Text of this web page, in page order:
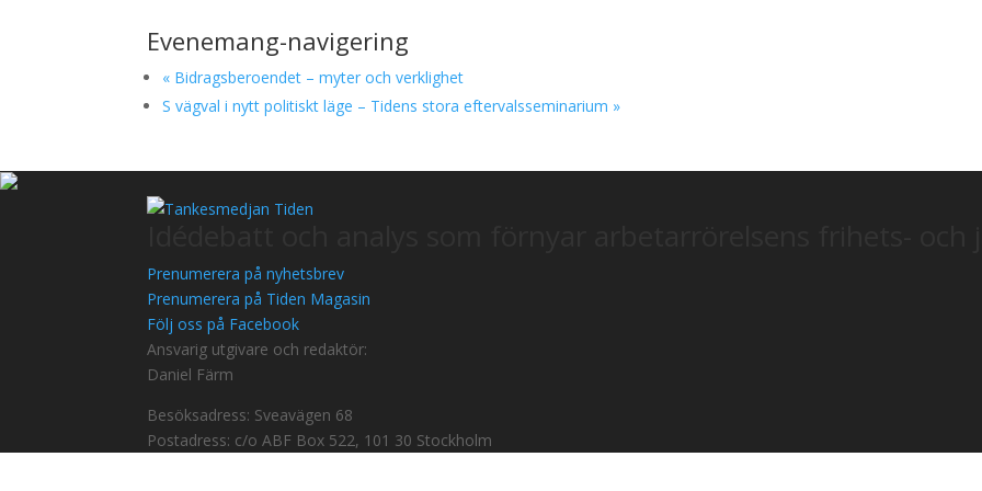
Evenemang-navigering
« Bidragsberoendet – myter och verklighet
S vägval i nytt politiskt läge – Tidens stora eftervalsseminarium »
Prenumerera på nyhetsbrev
Prenumerera på Tiden Magasin
Följ oss på Facebook
Ansvarig utgivare och redaktör:
Daniel Färm
Besöksadress: Sveavägen 68
Postadress: c/o ABF Box 522, 101 30 Stockholm